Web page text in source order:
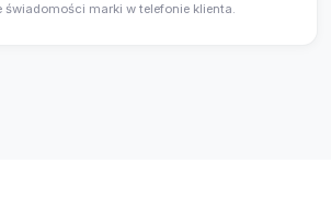
świadomości marki w telefonie klienta.